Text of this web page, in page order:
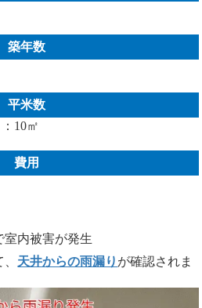
築年数
平米数
10㎡
費用
室内被害が発生
天井からの雨漏り が確認されま